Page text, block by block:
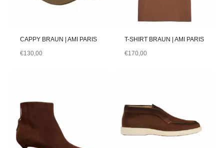
CAPPY BRAUN | AMI PARIS
€130,00
T-SHIRT BRAUN | AMI PARIS
€170,00